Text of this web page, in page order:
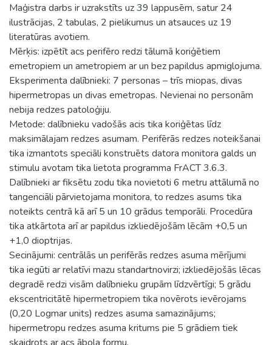
Maģistra darbs ir uzrakstīts uz 39 lappusēm, satur 24
ilustrācijas, 2 tabulas, 2 pielikumus un atsauces uz 19
literatūras avotiem.
Mērķis: izpētīt acs perifēro redzi tālumā koriģētiem
emetropiem un ametropiem ar un bez papildus apmiglojuma.
Eksperimenta dalībnieki: 7 personas – trīs miopas, divas
hipermetropas un divas emetropas. Nevienai no personām
nebija redzes patoloģiju.
Metode: dalībnieku vadošās acis tika koriģētas līdz
maksimālajam redzes asumam. Perifērās redzes noteikšanai
tika izmantots speciāli konstruēts datora monitora galds un
stimulu avotam tika lietota programma FrACT 3.6.3.
Dalībnieki ar fiksētu zodu tika novietoti 6 metru attālumā no
tangenciāli pārvietojama monitora, to redzes asums tika
noteikts centrā kā arī 5 un 10 grādus temporāli. Procedūra
tika atkārtota arī ar papildus izkliedējošām lēcām +0,5 un
+1,0 dioptrijas.
Secinājumi: centrālās un perifērās redzes asuma mērījumi
tika iegūti ar relatīvi mazu standartnovirzi; izkliedējošās lēcas
degradē redzi visām dalībnieku grupām līdzvērtīgi; 5 grādu
ekscentricitātē hipermetropiem tika novērots ievērojams
(0,20 Logmar units) redzes asuma samazinājums;
hipermetropu redzes asuma kritums pie 5 grādiem tiek